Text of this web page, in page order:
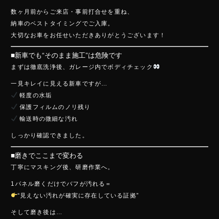
数ヶ月前からご来店・事前打合せを重ね、
納車のベストタイミングでご入庫。
大切なお車をお任せいただきありがとうございます！
■新車でも“そのまま施工”は危険です
まずは徹底洗浄後、ガレージ内でボディチェック
一見キレイに見える新車ですが…
軽度の水垢
保護フィルムのノリ残り
輸送時の微細な汚れ
しっかり確認できました。
■磨きでここまで変わる
丁寧にマスキング後、研磨作業へ。
1パネル磨くだけでバフが汚れる＝
“見えない汚れが確実に存在している証拠”
そして磨き後は…